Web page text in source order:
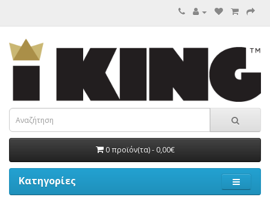
0 προϊόν(τα) - 0,00€
Κατηγορίες